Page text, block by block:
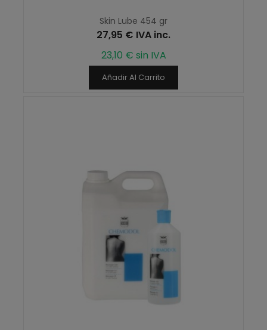
Skin Lube 454 gr
27,95 € IVA inc.
23,10 € sin IVA
Añadir Al Carrito